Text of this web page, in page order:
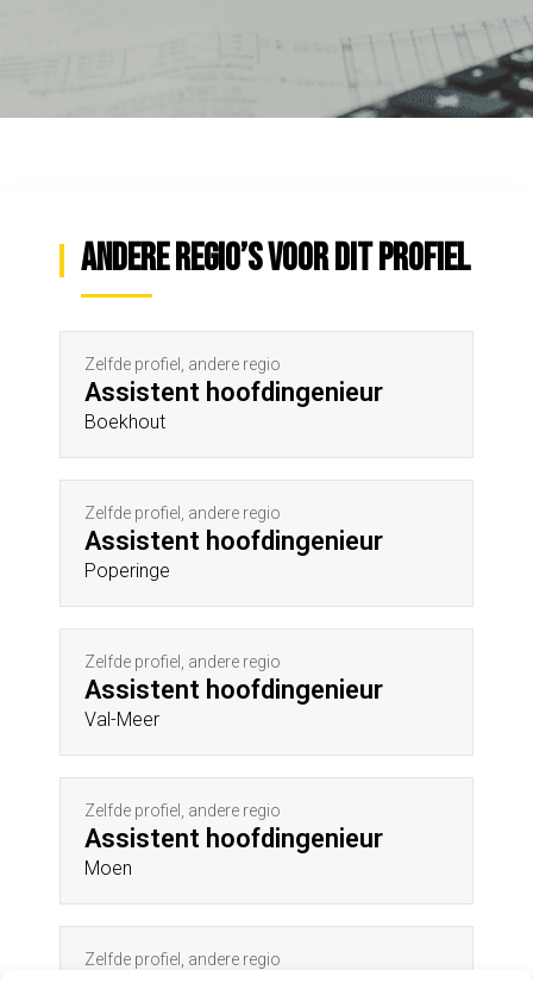
Andere regio’s voor dit profiel
Zelfde profiel, andere regio
Assistent hoofdingenieur
Boekhout
Zelfde profiel, andere regio
Assistent hoofdingenieur
Poperinge
Zelfde profiel, andere regio
Assistent hoofdingenieur
Val-Meer
Zelfde profiel, andere regio
Assistent hoofdingenieur
Moen
Zelfde profiel, andere regio